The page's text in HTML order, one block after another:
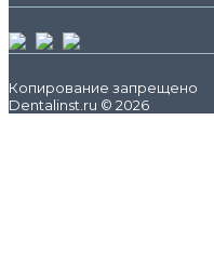
Копирование запрещено
Dentalinst.ru © 2026